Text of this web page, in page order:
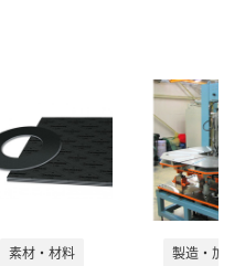
素材・材料 製造・加工